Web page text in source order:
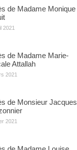
de Madame Monique
2021
de Madame Marie-
Attallah
2021
de Monsieur Jacques
2021